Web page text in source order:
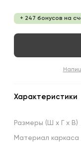
+ 247 бонусов на
Характеристики
Размеры (Ш х х В)
Материал каркаса